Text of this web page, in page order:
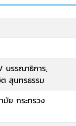
บรรณาธิการ,
สุนทรธรรม
มัย กระทรวง